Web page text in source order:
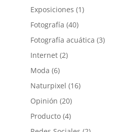
Exposiciones (1)
Fotografía (40)
Fotografía acuática (3)
Internet(2)
Moda (6)
Naturpixel (16)
Opinión (20)
Producto(4)